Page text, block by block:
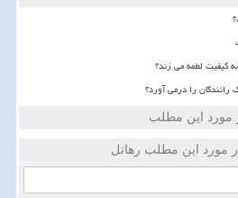
کیفیت لطمه می زند؟
را درمی آورد؟
مورد این مطلب
مورد این مطلب رهاتل